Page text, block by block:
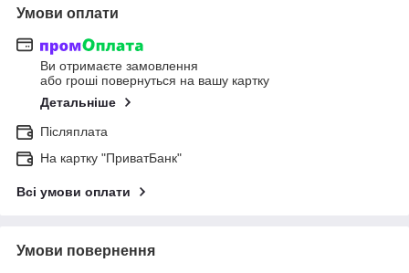
Умови оплати
Ви отримаєте замовлення
або гроші повернуться на вашу картку
Детальніше
Післяплата
На картку "ПриватБанк"
Всі умови оплати
Умови повернення